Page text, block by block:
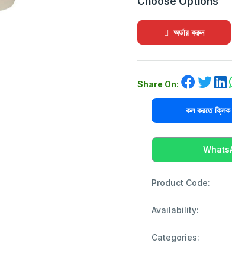
অর্ডার করুন
Share On:
কল করতে
Product Code:
Availability:
Categories: